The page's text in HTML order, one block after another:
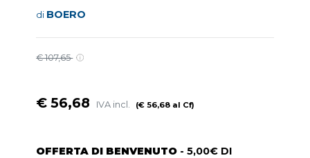
di BOERO
€ 107,65
€ 56,68 IVA incl. (€ 56,68 al Cf)
OFFERTA DI BENVENUTO - 5,00€ DI